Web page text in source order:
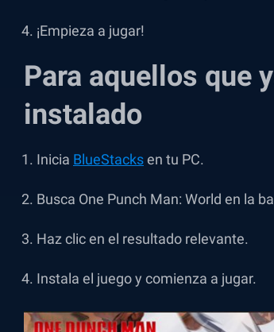
¡Empieza a jugar!
Para aquellos que
instalado
Inicia BlueStacksen tu PC.
Busca One Punch Man: World en la
Haz clic en el resultado relevante.
Instala el juego y comienza a jugar.